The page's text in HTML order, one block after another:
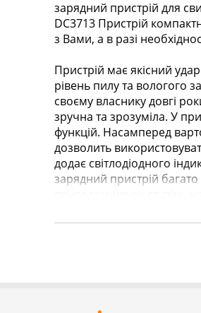
зарядний пристрій для
DС3713 Пристрій
з Вами, а в разі
Пристрій має якісний
рівень пилу та вологого
своєму власнику довгі
зручна та зрозуміла. У
функцій. Насамперед
дозволить
додає світлодіодного
зарядний пристрій багато
приголомшливу ступінь